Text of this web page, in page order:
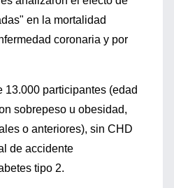
en la mortalidad
coronaria y por
13.000 participantes (edad
sobrepeso u obesidad,
o anteriores), sin CHD
de accidente
tipo 2.